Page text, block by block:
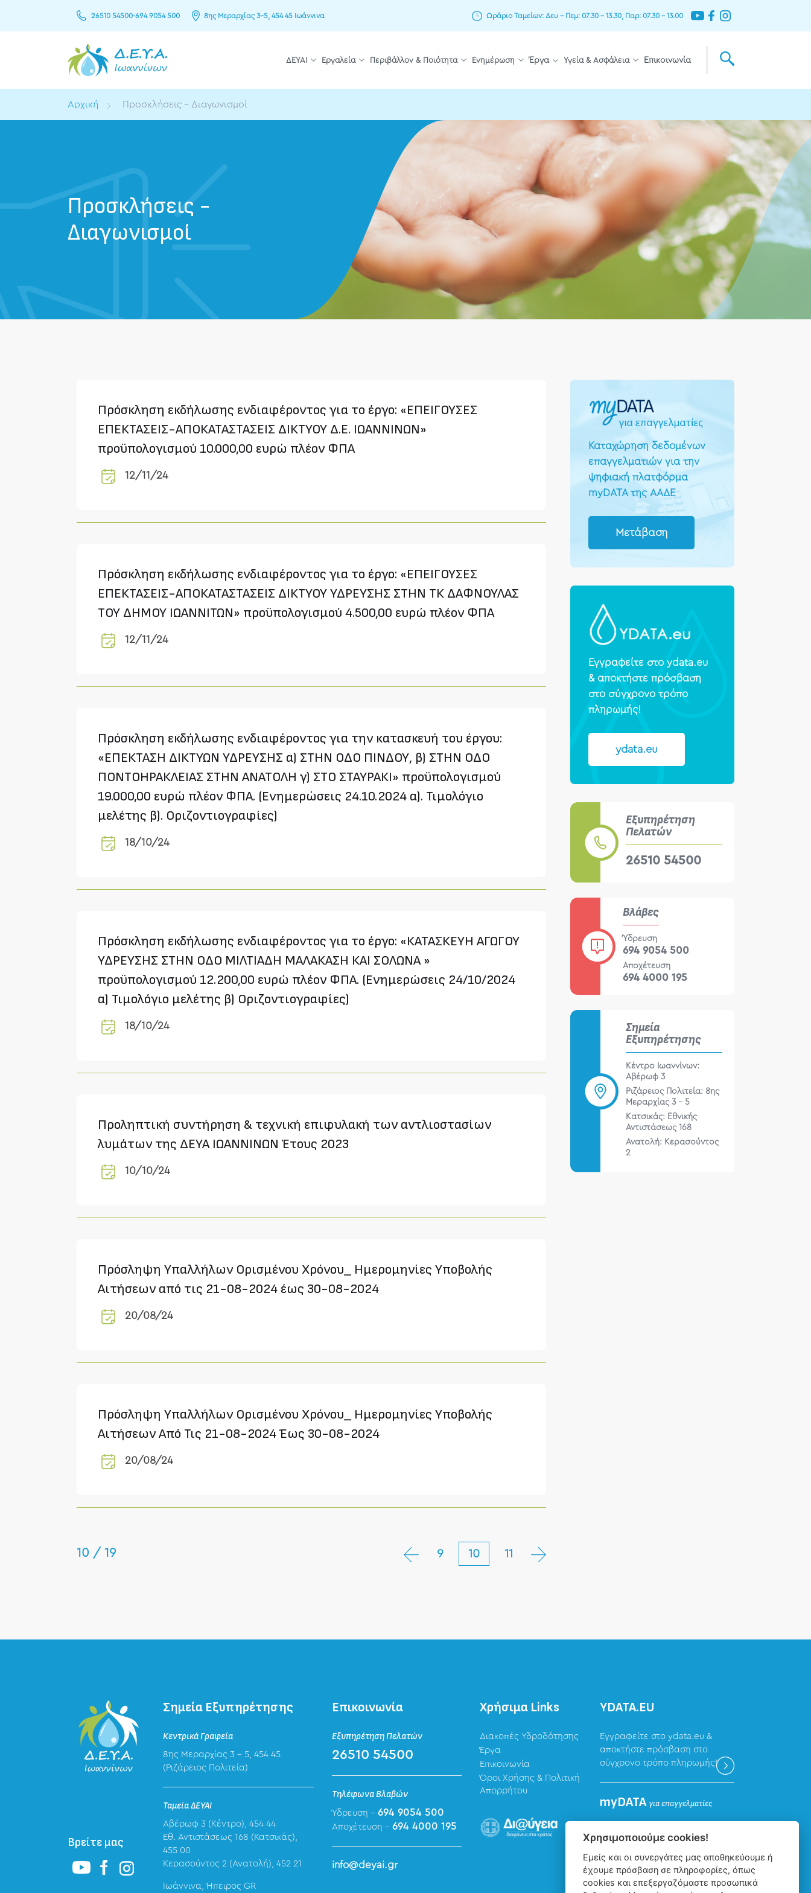
26510 54500-694 9054 500 8ης Μεραρχίας 3–5, 454 45 Ιωάννινα Ωράριο Ταμείων: Δευ – Πεμ: 07.30 – 13.30, Παρ: 07.30 – 13.00
ΔΕΥΑΙ Εργαλεία Περιβάλλον & Ποιότητα Ενημέρωση Έργα Υγεία & Ασφάλεια Επικοινωνία
Αρχική Προσκλήσεις - Διαγωνισμοί
Προσκλήσεις -
Διαγωνισμοί
Πρόσκληση εκδήλωσης ενδιαφέροντος για το έργο: «ΕΠΕΙΓΟΥΣΕΣ
ΕΠΕΚΤΑΣΕΙΣ-ΑΠΟΚΑΤΑΣΤΑΣΕΙΣ ΔΙΚΤΥΟΥ Δ.Ε. ΙΩΑΝΝΙΝΩΝ»
προϋπολογισμού 10.000,00 ευρώ πλέον ΦΠΑ
12/11/24
Πρόσκληση εκδήλωσης ενδιαφέροντος για το έργο: «ΕΠΕΙΓΟΥΣΕΣ
ΕΠΕΚΤΑΣΕΙΣ-ΑΠΟΚΑΤΑΣΤΑΣΕΙΣ ΔΙΚΤΥΟΥ ΥΔΡΕΥΣΗΣ ΣΤΗΝ ΤΚ ΔΑΦΝΟΥΛΑΣ
ΤΟΥ ΔΗΜΟΥ ΙΩΑΝΝΙΤΩΝ» προϋπολογισμού 4.500,00 ευρώ πλέον ΦΠΑ
12/11/24
Πρόσκληση εκδήλωσης ενδιαφέροντος για την κατασκευή του έργου:
«ΕΠΕΚΤΑΣΗ ΔΙΚΤΥΩΝ ΥΔΡΕΥΣΗΣ α) ΣΤΗΝ ΟΔΟ ΠΙΝΔΟΥ, β) ΣΤΗΝ ΟΔΟ
ΠΟΝΤΟΗΡΑΚΛΕΙΑΣ ΣΤΗΝ ΑΝΑΤΟΛΗ γ) ΣΤΟ ΣΤΑΥΡΑΚΙ» προϋπολογισμού
19.000,00 ευρώ πλέον ΦΠΑ. (Ενημερώσεις 24.10.2024 α). Τιμολόγιο
μελέτης β). Οριζοντιογραφίες)
18/10/24
Πρόσκληση εκδήλωσης ενδιαφέροντος για το έργο: «ΚΑΤΑΣΚΕΥΗ ΑΓΩΓΟΥ
ΥΔΡΕΥΣΗΣ ΣΤΗΝ ΟΔΟ ΜΙΛΤΙΑΔΗ ΜΑΛΑΚΑΣΗ ΚΑΙ ΣΟΛΩΝΑ »
προϋπολογισμού 12.200,00 ευρώ πλέον ΦΠΑ. (Ενημερώσεις 24/10/2024
α) Τιμολόγιο μελέτης β) Οριζοντιογραφίες)
18/10/24
Προληπτική συντήρηση & τεχνική επιφυλακή των αντλιοστασίων
λυμάτων της ΔΕΥΑ ΙΩΑΝΝΙΝΩΝ Έτους 2023
10/10/24
Πρόσληψη Υπαλλήλων Ορισμένου Χρόνου_ Ημερομηνίες Υποβολής
Αιτήσεων από τις 21-08-2024 έως 30-08-2024
20/08/24
Πρόσληψη Υπαλλήλων Ορισμένου Χρόνου_ Ημερομηνίες Υποβολής
Αιτήσεων Από Τις 21-08-2024 Έως 30-08-2024
20/08/24
10 / 19 9 10 11
Καταχώρηση δεδομένων
επαγγελματιών για την
ψηφιακή πλατφόρμα
myDATA της ΑΑΔΕ
Μετάβαση
Εγγραφείτε στο ydata.eu
& αποκτήστε πρόσβαση
στο σύγχρονο τρόπο
πληρωμής!
ydata.eu
Εξυπηρέτηση
Πελατών
26510 54500
Βλάβες
Ύδρευση
694 9054 500
Αποχέτευση
694 4000 195
Σημεία
Εξυπηρέτησης
Κέντρο Ιωαννίνων:
Αβέρωφ 3
Ριζάρειος Πολιτεία: 8ης
Μεραρχίας 3 – 5
Κατσικάς: Εθνικής
Αντιστάσεως 168
Ανατολή: Κερασούντος
2
Βρείτε μας
Σημεία Εξυπηρέτησης
Κεντρικά Γραφεία
8ης Μεραρχίας 3 – 5, 454 45
(Ριζάρειος Πολιτεία)
Ταμεία ΔΕΥΑΙ
Αβέρωφ 3 (Κέντρο), 454 44
Eθ. Αντιστάσεως 168 (Κατσικάς),
455 00
Κερασούντος 2 (Ανατολή), 452 21
Ιωάννινα, Ήπειρος GR
Επικοινωνία
Εξυπηρέτηση Πελατών
26510 54500
Τηλέφωνα Βλαβών
Ύδρευση -694 9054 500
Αποχέτευση -694 4000 195
info@deyai.gr
Χρήσιμα Links
Διακοπές Υδροδότησης
Έργα
Επικοινωνία
Όροι Χρήσης & Πολιτική
Απορρήτου
ΥDATA.EU
Εγγραφείτε στο ydata.eu &
αποκτήστε πρόσβαση στο
σύγχρονο τρόπο πληρωμής!
myDATAγια επαγγελματίες
Καταχώρηση δεδομένων
επαγγελματιών για την
ψηφιακή πλατφόρμα myDATA
της ΑΑΔΕ.
Χρησιμοποιούμε cookies!
Εμείς και οι συνεργάτες μας αποθηκεύουμε ή
έχουμε πρόσβαση σε πληροφορίες, όπως
cookies και επεξεργαζόμαστε προσωπικά